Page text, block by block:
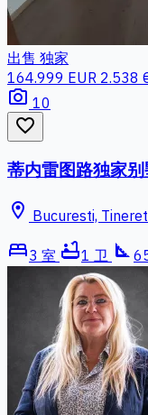
出售 独家
164.999 EUR 2.538
photo_camera 10
favorite_border
蒂内雷图路独家
location_on Bucuresti,
bed3 室 bathtub1 卫 square_foot